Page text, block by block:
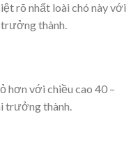
rõ nhất loài chó này với
thành.
hơn với chiều cao 40 –
trưởng thành.